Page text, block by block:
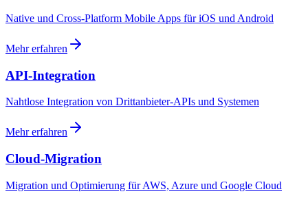
Native und Cross-Platform Mobile Apps für iOS und Android
Mehr erfahren
API-Integration
Nahtlose Integration von Drittanbieter-APIs und Systemen
Mehr erfahren
Cloud-Migration
Migration und Optimierung für AWS, Azure und Google Cloud